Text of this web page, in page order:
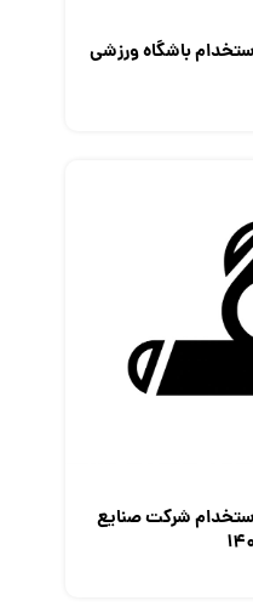
باشگاه ورزشی
شرکت صنایع